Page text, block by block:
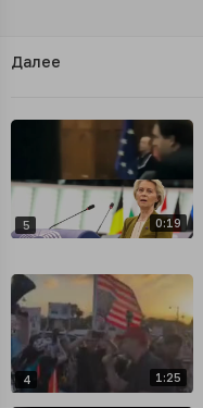
Далее
5 0:19
4 1:25